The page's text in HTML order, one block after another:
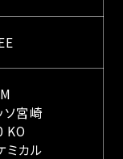
ソ宮崎
KO
カル